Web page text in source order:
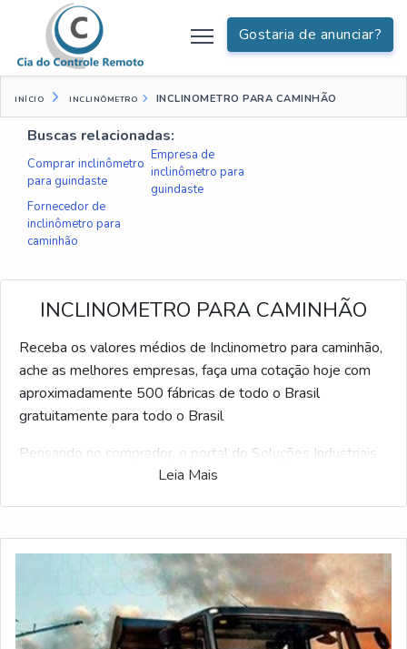
Gostaria de anunciar?
INÍCIO INCLINÔMETRO INCLINOMETRO PARA CAMINHÃO
Buscas relacionadas:
Comprar inclinômetro
para guindaste
Empresa de
inclinômetro para
guindaste
Fornecedor de
inclinômetro para
caminhão
INCLINOMETRO PARA CAMINHÃO
Receba os valores médios de Inclinometro para caminhão,
ache as melhores empresas, faça uma cotação hoje com
aproximadamente 500 fábricas de todo o Brasil
gratuitamente para todo o Brasil
Pensando no comprador, o portal do Soluções Industriais
reuniu o maior número de fabricantes referência no setor
selecione uma ou mais das empresas listados abaixo:
Leia Mais